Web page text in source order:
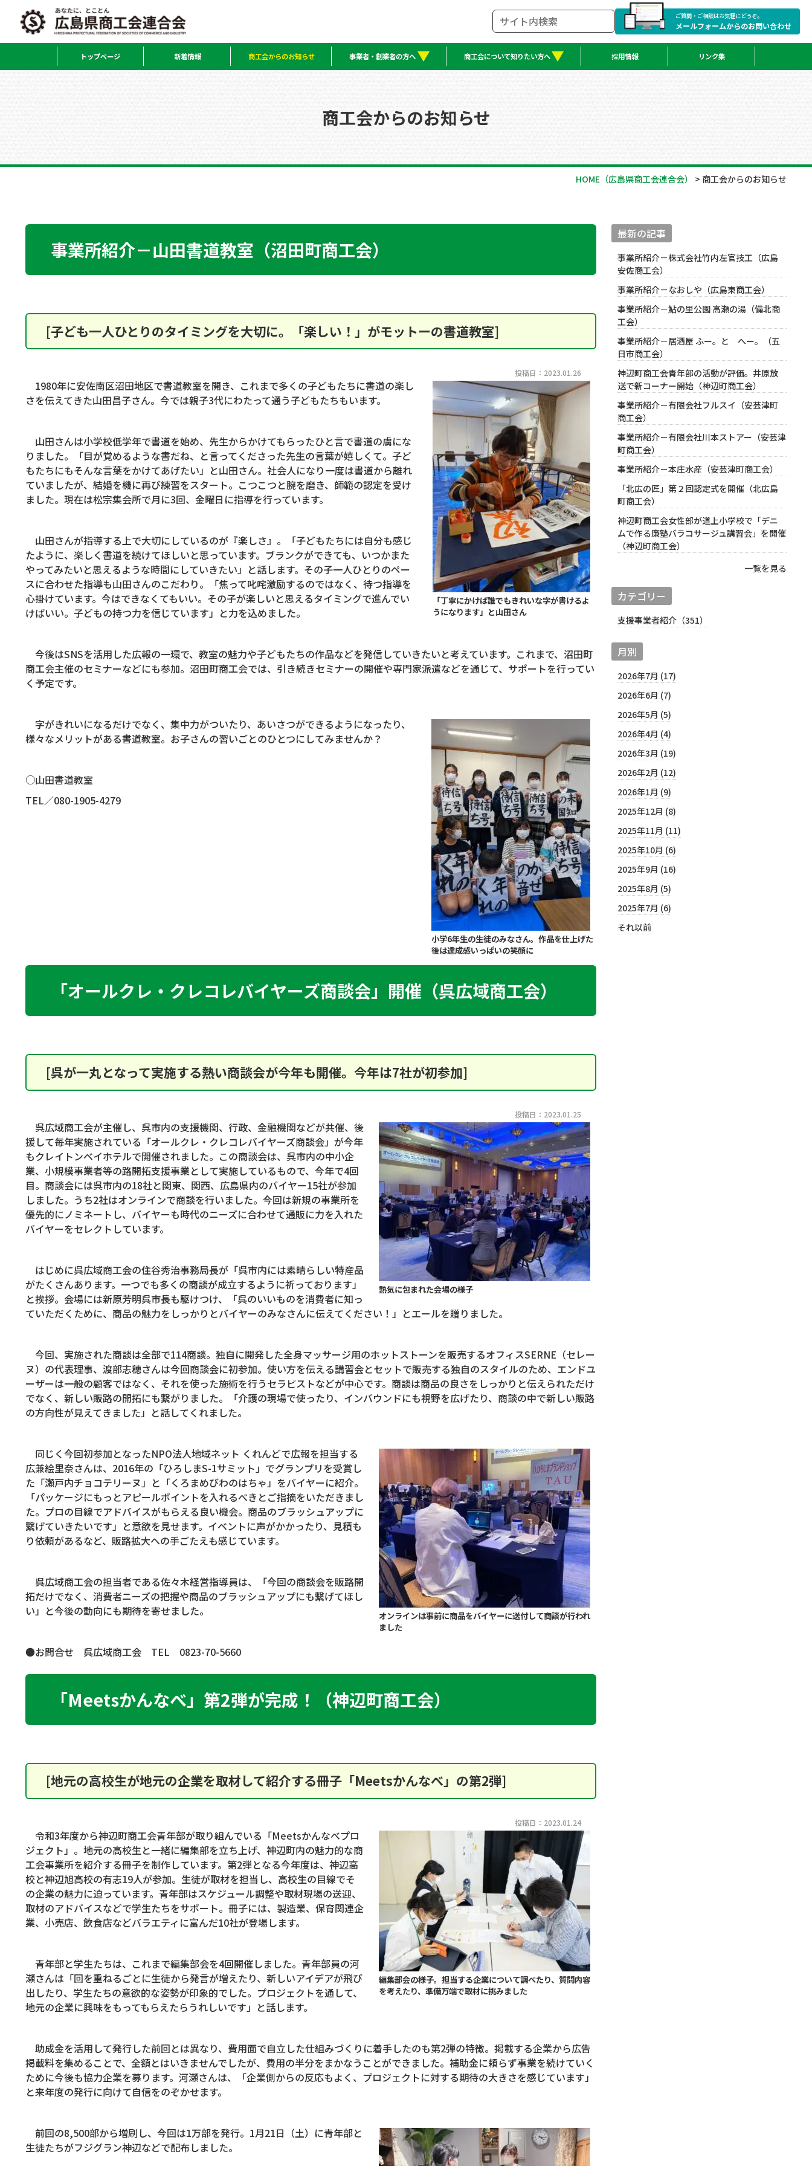
ご質問・ご相談はお気軽にどうぞ。
メールフォームからのお問い合わせ
トップページ 新着情報 商工会からのお知らせ 事業者・創業者の方へ 商工会について知りたい方へ 採用情報 リンク集
商工会からのお知らせ
HOME （広島県商工会連合会） > 商工会からのお知らせ
事業所紹介－山田書道教室（沼田町商工会）
[子ども一人ひとりのタイミングを大切に。「楽しい！」がモットーの書道教室]
投稿日：2023.01.26
「丁寧にかけば誰でもきれいな字が書けるよ
うになります」と山田さん
1980年に安佐南区沼田地区で書道教室を開き、これまで多くの子どもたちに書道の楽し
さを伝えてきた山田昌子さん。今では親子3代にわたって通う子どもたちもいます。
山田さんは小学校低学年で書道を始め、先生からかけてもらったひと言で書道の虜にな
りました。「目が覚めるような書だね、と言ってくださった先生の言葉が嬉しくて。子ど
もたちにもそんな言葉をかけてあげたい」と山田さん。社会人になり一度は書道から離れ
ていましたが、結婚を機に再び練習をスタート。こつこつと腕を磨き、師範の認定を受け
ました。現在は松宗集会所で月に3回、金曜日に指導を行っています。
山田さんが指導する上で大切にしているのが『楽しさ』。「子どもたちには自分も感じ
たように、楽しく書道を続けてほしいと思っています。ブランクができても、いつかまた
やってみたいと思えるような時間にしていきたい」と話します。その子一人ひとりのペー
スに合わせた指導も山田さんのこだわり。「焦って叱咤激励するのではなく、待つ指導を
心掛けています。今はできなくてもいい。その子が楽しいと思えるタイミングで進んでい
けばいい。子どもの持つ力を信じています」と力を込めました。
今後はSNSを活用した広報の一環で、教室の魅力や子どもたちの作品などを発信していきたいと考えています。これまで、沼田町
商工会主催のセミナーなどにも参加。沼田町商工会では、引き続きセミナーの開催や専門家派遣などを通じて、サポートを行ってい
く予定です。
小学6年生の生徒のみなさん。作品を仕上げた
後は達成感いっぱいの笑顔に
字がきれいになるだけでなく、集中力がついたり、あいさつができるようになったり、
様々なメリットがある書道教室。お子さんの習いごとのひとつにしてみませんか？
○山田書道教室
TEL／080-1905-4279
「オールクレ・クレコレバイヤーズ商談会」開催（呉広域商工会）
[呉が一丸となって実施する熱い商談会が今年も開催。今年は7社が初参加]
投稿日：2023.01.25
熱気に包まれた会場の様子
呉広域商工会が主催し、呉市内の支援機関、行政、金融機関などが共催、後
援して毎年実施されている「オールクレ・クレコレバイヤーズ商談会」が今年
もクレイトンベイホテルで開催されました。この商談会は、呉市内の中小企
業、小規模事業者等の路開拓支援事業として実施しているもので、今年で4回
目。商談会には呉市内の18社と関東、関西、広島県内のバイヤー15社が参加
しました。うち2社はオンラインで商談を行いました。今回は新規の事業所を
優先的にノミネートし、バイヤーも時代のニーズに合わせて通販に力を入れた
バイヤーをセレクトしています。
はじめに呉広域商工会の住谷秀治事務局長が「呉市内には素晴らしい特産品
がたくさんあります。一つでも多くの商談が成立するように祈っております」
と挨拶。会場には新原芳明呉市長も駆けつけ、「呉のいいものを消費者に知っ
ていただくために、商品の魅力をしっかりとバイヤーのみなさんに伝えてください！」とエールを贈りました。
今回、実施された商談は全部で114商談。独自に開発した全身マッサージ用のホットストーンを販売するオフィスSERNE （セレー
ヌ）の代表理事、渡部志穂さんは今回商談会に初参加。使い方を伝える講習会とセットで販売する独自のスタイルのため、エンドユ
ーザーは一般の顧客ではなく、それを使った施術を行うセラピストなどが中心です。商談は商品の良さをしっかりと伝えられただけ
でなく、新しい販路の開拓にも繋がりました。「介護の現場で使ったり、インバウンドにも視野を広げたり、商談の中で新しい販路
の方向性が見えてきました」と話してくれました。
オンラインは事前に商品をバイヤーに送付して商談が行われ
ました
同じく今回初参加となったNPO法人地域ネット くれんどで広報を担当する
広兼絵里奈さんは、 2016年の「ひろしまS-1サミット」でグランプリを受賞し
た「瀬戸内チョコテリーヌ」と「くろまめびわのはちゃ」をバイヤーに紹介。
「パッケージにもっとアピールポイントを入れるべきとご指摘をいただきまし
た。プロの目線でアドバイスがもらえる良い機会。商品のブラッシュアップに
繋げていきたいです」と意欲を見せます。イベントに声がかかったり、見積も
り依頼があるなど、販路拡大への手ごたえも感じています。
呉広域商工会の担当者である佐々木経営指導員は、「今回の商談会を販路開
拓だけでなく、消費者ニーズの把握や商品のブラッシュアップにも繋げてほし
い」と今後の動向にも期待を寄せました。
●お問合せ 呉広域商工会 TEL 0823-70-5660
「Meetsかんなべ」第2弾が完成！（神辺町商工会）
[地元の高校生が地元の企業を取材して紹介する冊子「Meetsかんなべ」の第2弾]
投稿日：2023.01.24
編集部会の様子。担当する企業について調べたり、質問内容
を考えたり、準備万端で取材に挑みました
令和3年度から神辺町商工会青年部が取り組んでいる「Meetsかんなべプロ
ジェクト」。地元の高校生と一緒に編集部を立ち上げ、神辺町内の魅力的な商
工会事業所を紹介する冊子を制作しています。第2弾となる今年度は、神辺高
校と神辺旭高校の有志19人が参加。生徒が取材を担当し、高校生の目線でそ
の企業の魅力に迫っています。青年部はスケジュール調整や取材現場の送迎、
取材のアドバイスなどで学生たちをサポート。冊子には、製造業、保育関連企
業、小売店、飲食店などバラエティに富んだ10社が登場します。
青年部と学生たちは、これまで編集部会を4回開催しました。青年部員の河
瀬さんは「回を重ねるごとに生徒から発言が増えたり、新しいアイデアが飛び
出したり、学生たちの意欲的な姿勢が印象的でした。プロジェクトを通して、
地元の企業に興味をもってもらえたらうれしいです」と話します。
助成金を活用して発行した前回とは異なり、費用面で自立した仕組みづくりに着手したのも第2弾の特徴。掲載する企業から広告
掲載料を集めることで、全額とはいきませんでしたが、費用の半分をまかなうことができました。補助金に頼らず事業を続けていく
ために今後も協力企業を募ります。河瀬さんは、「企業側からの反応もよく、プロジェクトに対する期待の大きさを感じています」
と来年度の発行に向けて自信をのぞかせます。
前回の8,500部から増刷し、今回は1万部を発行。 1月21日（土）に青年部と
生徒たちがフジグラン神辺などで配布しました。
最新の記事
事業所紹介－株式会社竹内左官技工（広島
安佐商工会）
事業所紹介－なおしや（広島東商工会）
事業所紹介－鮎の里公園 高瀬の湯（備北商
工会）
事業所紹介－居酒屋 ふー。と へー。（五
日市商工会）
神辺町商工会青年部の活動が評価。井原放
送で新コーナー開始（神辺町商工会）
事業所紹介－有限会社フルスイ（安芸津町
商工会）
事業所紹介－有限会社川本ストアー（安芸津
町商工会）
事業所紹介－本庄水産（安芸津町商工会）
「北広の匠」第２回認定式を開催（北広島
町商工会）
神辺町商工会女性部が道上小学校で「デニ
ムで作る廉塾バラコサージュ講習会」を開催
（神辺町商工会）
一覧を見る
カテゴリー
支援事業者紹介（351）
月別
2026年7月 (17)
2026年6月 (7)
2026年5月 (5)
2026年4月 (4)
2026年3月 (19)
2026年2月 (12)
2026年1月 (9)
2025年12月 (8)
2025年11月 (11)
2025年10月 (6)
2025年9月 (16)
2025年8月 (5)
2025年7月 (6)
それ以前